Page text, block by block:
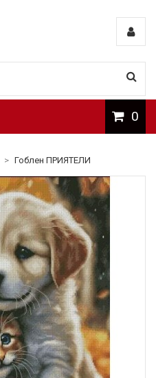
0
> Гоблен ПРИЯТЕЛИ